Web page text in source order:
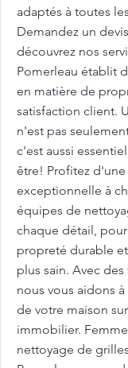
adaptés à toutes
Demandez un
découvrez nos
Pomerleau établit
en matière de
satisfaction client.
n'est pas
c'est aussi
être! Profitez
exceptionnelle à
équipes de
chaque détail,
propreté durable
plus sain. Avec
nous vous aidons
de votre maison
immobilier.
nettoyage de